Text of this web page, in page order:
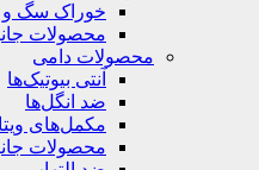
خوراک سگ و
محصولات
محصولات دامی
آنتی بیوتیک‌ها
ضد انگل‌ها
مکمل‌های
محصولات